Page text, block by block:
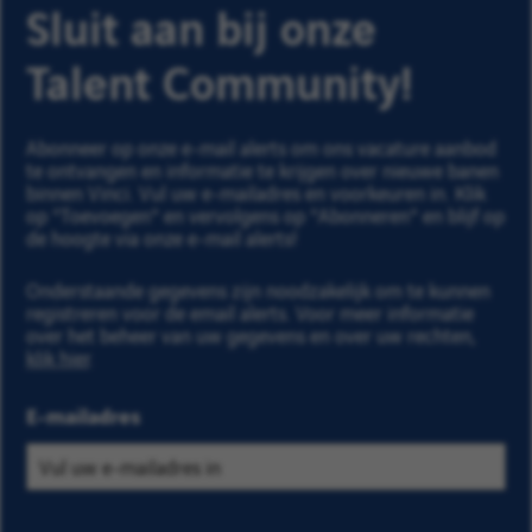
Sluit aan bij onze
Talent Community!
Abonneer op onze e-mail alerts om ons vacature aanbod
te ontvangen en informatie te krijgen over nieuwe banen
binnen Vinci. Vul uw e-mailadres en voorkeuren in. Klik
op "Toevoegen" en vervolgens op "Abonneren" en blijf op
de hoogte via onze e-mail alerts!
Onderstaande gegevens zijn noodzakelijk om te kunnen
registreren voor de email alerts. Voor meer informatie
over het beheer van uw gegevens en over uw rechten,
klik hier
E-mailadres